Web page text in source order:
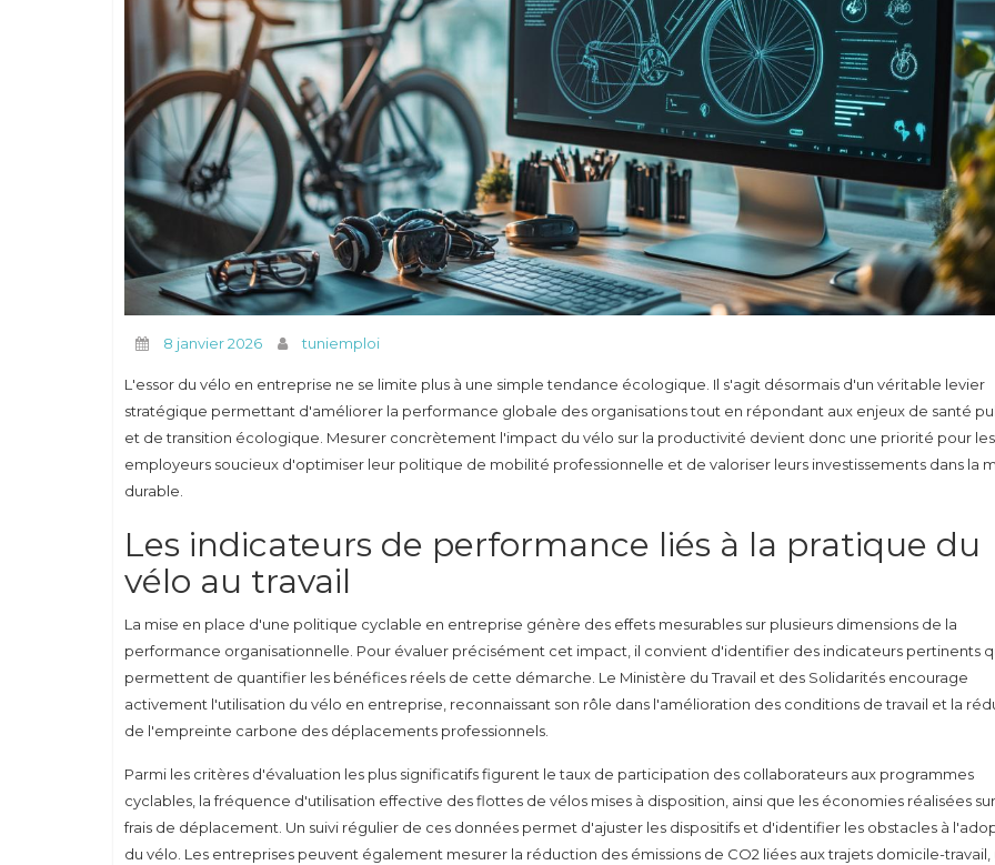
8 janvier 2026 tuniemploi
L'essor du vélo en entreprise ne se limite plus à une simple tendance écologique. Il s'agit désormais d'un véritable levier
stratégique permettant d'améliorer la performance globale des organisations tout en répondant aux enjeux de santé
et de transition écologique. Mesurer concrètement l'impact du vélo sur la productivité devient donc une priorité pour les
employeurs soucieux d'optimiser leur politique de mobilité professionnelle et de valoriser leurs investissements dans la
durable.
Les indicateurs de performance liés à la pratique du
vélo au travail
La mise en place d'une politique cyclable en entreprise génère des effets mesurables sur plusieurs dimensions de la
performance organisationnelle. Pour évaluer précisément cet impact, il convient d'identifier des indicateurs pertinents
permettent de quantifier les bénéfices réels de cette démarche. Le Ministère du Travail et des Solidarités encourage
activement l'utilisation du vélo en entreprise, reconnaissant son rôle dans l'amélioration des conditions de travail et la
de l'empreinte carbone des déplacements professionnels.
Parmi les critères d'évaluation les plus significatifs figurent le taux de participation des collaborateurs aux programmes
cyclables, la fréquence d'utilisation effective des flottes de vélos mises à disposition, ainsi que les économies réalisées
frais de déplacement. Un suivi régulier de ces données permet d'ajuster les dispositifs et d'identifier les obstacles à
du vélo. Les entreprises peuvent également mesurer la réduction des émissions de CO2 liées aux trajets domicile-travail,